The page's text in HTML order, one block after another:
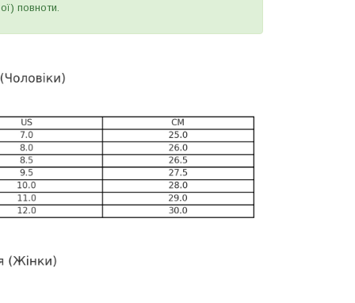
повноти.